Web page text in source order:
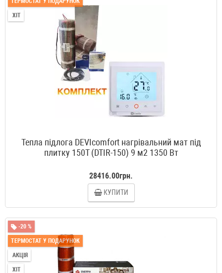
ХІТ
Тепла підлога DEVIcomfort нагрівальний мат під
плитку 150T (DTIR-150) 9 м2 1350 Вт
28416.00грн.
КУПИТИ
-20 %
ТЕРМОСТАТ У ПОДАРУНОК
АКЦІЯ
ХІТ